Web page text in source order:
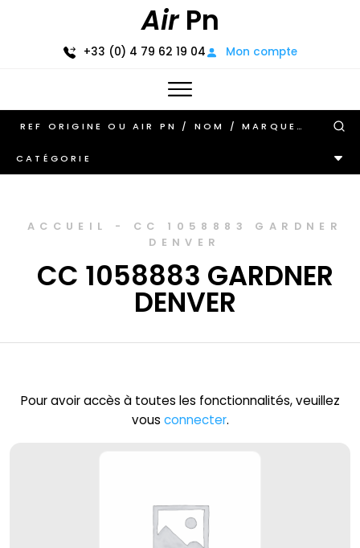
AirPn
+33 (0) 4 79 62 19 04 Mon compte
CATÉGORIE
ACCUEIL - CC 1058883 GARDNER
DENVER
CC 1058883 GARDNER
DENVER
Pour avoir accès à toutes les fonctionnalités, veuillez
vous connecter.